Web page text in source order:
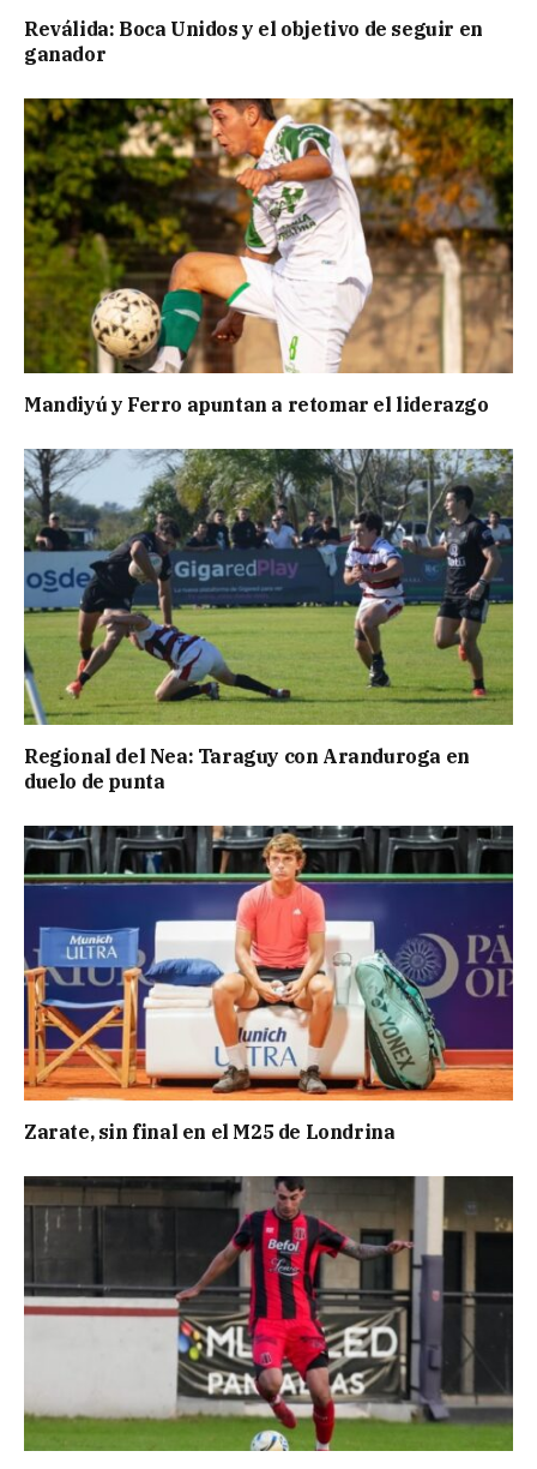
Reválida: Boca Unidos y el objetivo de seguir en
ganador
Mandiyú y Ferro apuntan a retomar el liderazgo
Regional del Nea: Taraguy con Aranduroga en
duelo de punta
Zarate, sin final en el M25 de Londrina